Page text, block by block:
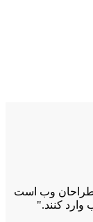
طراحان وب است
کنند."